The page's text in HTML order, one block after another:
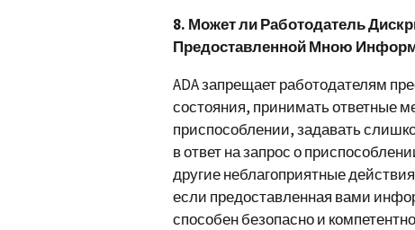
8. Может ли Работодатель
Предоставленной Мною
ADA запрещает работодателям
состояния, принимать ответные
приспособлении, задавать
в ответ на запрос о
другие неблагоприятные
если предоставленная вами
способен безопасно и